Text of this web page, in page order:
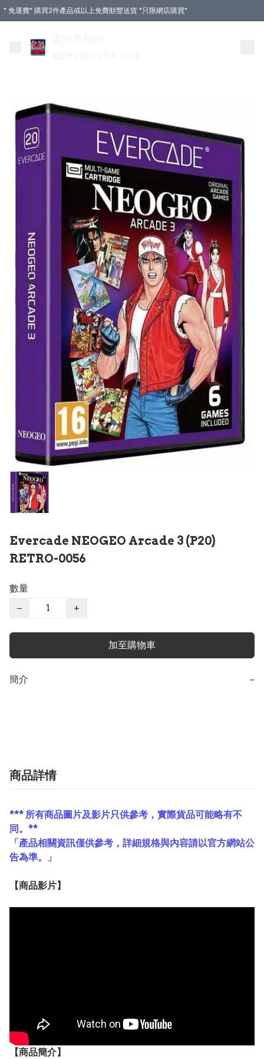
* 免運費* 購買2件產品或以上免費順豐送貨 *只限網店購買*
Evercade NEOGEO Arcade 3 (P20)
RETRO-0056
數量
−
+
加至購物車
簡介 −
商品詳情
*** 所有商品圖片及影片只供參考，實際貨品可能略有不
同。**
「產品相關資訊僅供參考，詳細規格與內容請以官方網站公
告為準。」
【商品影片】
【商品簡介】